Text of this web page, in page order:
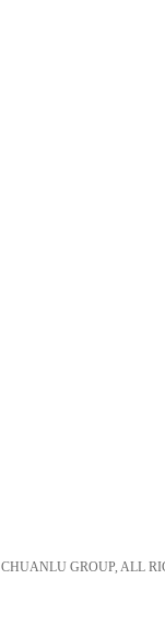
CHUANLU GROUP, ALL